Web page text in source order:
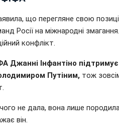
що перегляне свою
Росії на міжнародні
конфлікт.
Джанні Інфантіно підтримує
Путіним, тож
не дала, вона лише
він.